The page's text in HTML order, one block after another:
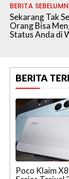
BERITA
Sekarang Tak
Orang Bisa
Status Anda di
BERITA
Poco Klaim